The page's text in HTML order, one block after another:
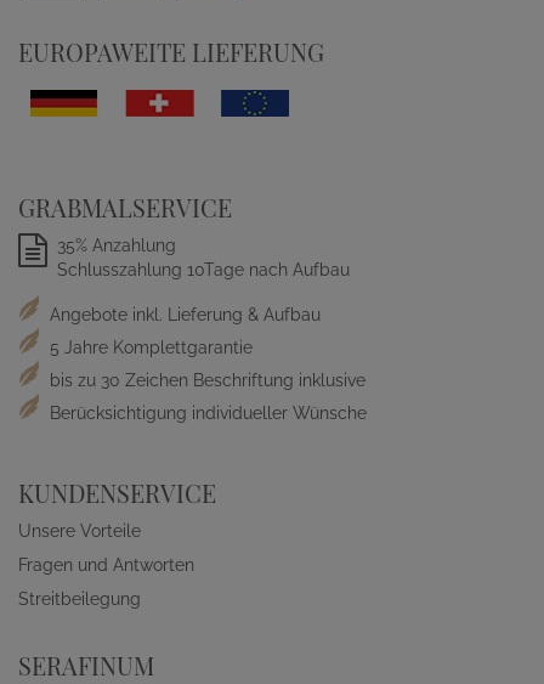
EUROPAWEITE LIEFERUNG
GRABMALSERVICE
35% Anzahlung
Schlusszahlung 10Tage nach Aufbau
Angebote inkl. Lieferung & Aufbau
5 Jahre Komplettgarantie
bis zu 30 Zeichen Beschriftung inklusive
Berücksichtigung individueller Wünsche
KUNDENSERVICE
Unsere Vorteile
Fragen und Antworten
Streitbeilegung
SERAFINUM